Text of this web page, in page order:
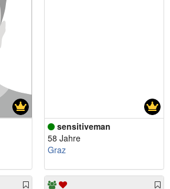
sensitiveman
58 Jahre
Graz